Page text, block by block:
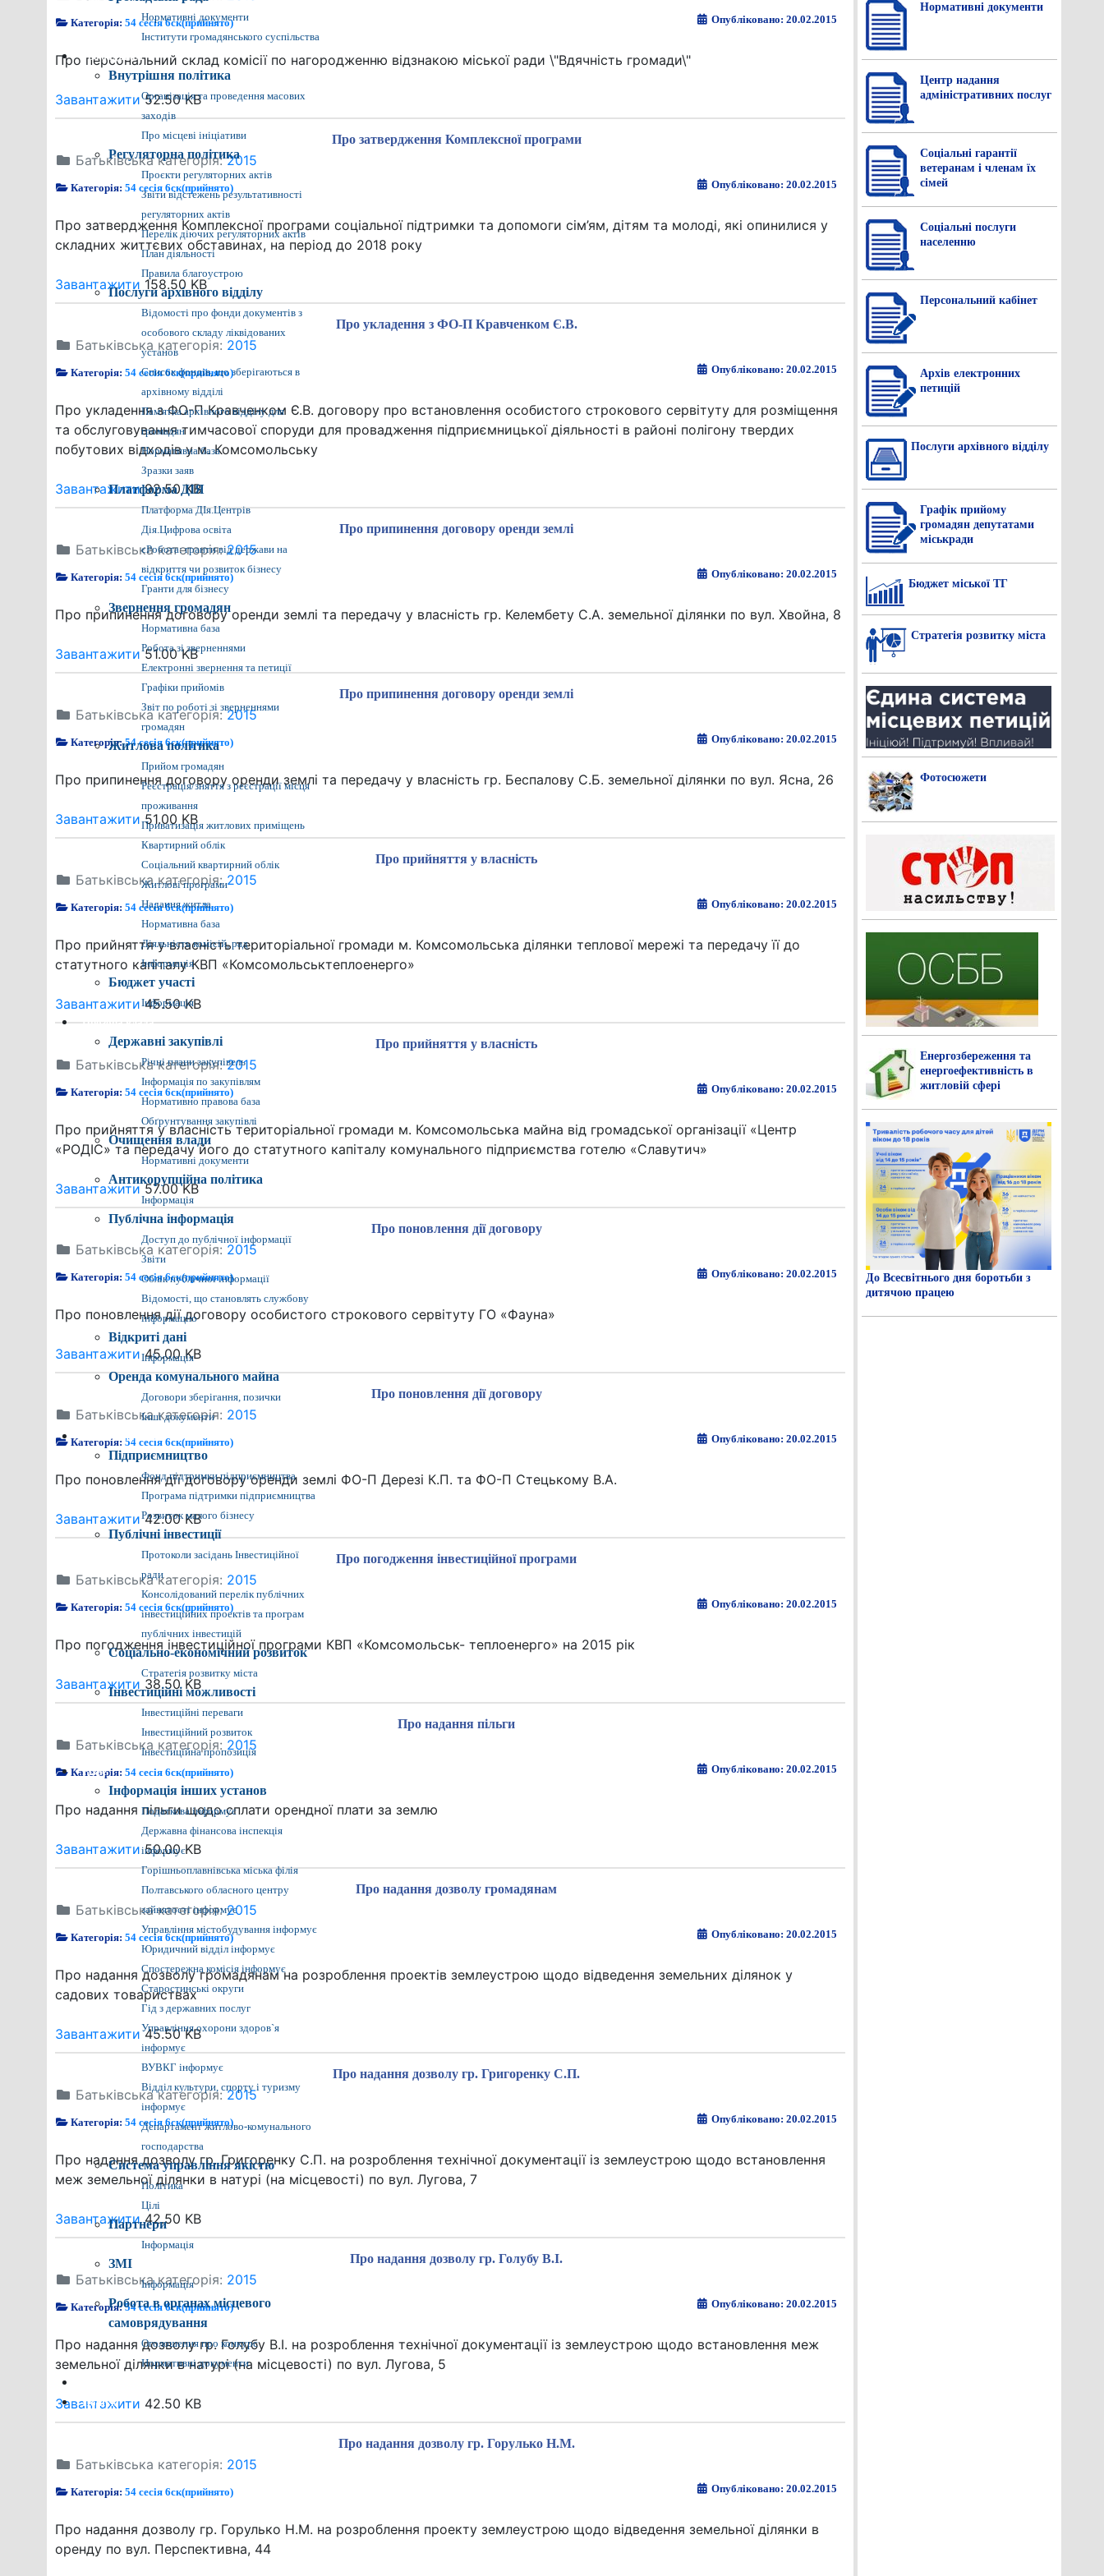
Нормативні документи
Інститути громадянського суспільства
Громадянам
Внутрішня політика
Організація та проведення масових
заходів
Про місцеві ініціативи
Регуляторна політика
Проєкти регуляторних актів
Звіти відстежень результативності
регуляторних актів
Перелік діючих регуляторних актів
План діяльності
Правила благоустрою
Послуги архівного відділу
Відомості про фонди документів з
особового складу ліквідованих
установ
Список фондів, що зберігаються в
архівному відділі
Пам'ятка архівного відділу для
громадян
Нормативна база
Зразки заяв
Платформа ДІЯ
Платформа ДІя.Центрів
Дія.Цифрова освіта
єРобота: гранти від держави на
відкриття чи розвиток бізнесу
Гранти для бізнесу
Звернення громадян
Нормативна база
Робота зі зверненнями
Електронні звернення та петиції
Графіки прийомів
Звіт по роботі зі зверненнями
громадян
Житлова політика
Прийом громадян
Реєстрація/зняття з реєстрації місця
проживання
Приватизація житлових приміщень
Квартирний облік
Соціальний квартирний облік
Житлові програми
Надання житла
Нормативна база
Діяльність комісій, рад
Інформація
Бюджет участі
Інформація
Прозора влада
Державні закупівлі
Річні плани закупівель
Інформація по закупівлям
Нормативно правова база
Обґрунтування закупівлі
Очищення влади
Нормативні документи
Антикорупційна політика
Інформація
Публічна інформація
Доступ до публічної інформації
Звіти
Облік публічної інформації
Відомості, що становлять службову
інформацію
Відкриті дані
Інформація
Оренда комунального майна
Договори зберігання, позички
Інші документи
Економіка міста
Підприємництво
Фонд підтримки підприємництва
Програма підтримки підприємництва
Розвиток малого бізнесу
Публічні інвестиції
Протоколи засідань Інвестиційної
ради
Консолідований перелік публічних
інвестиційних проектів та програм
публічних інвестицій
Соціально-економічний розвиток
Стратегія розвитку міста
Інвестиційні можливості
Інвестиційні переваги
Інвестиційний розвиток
Інвестиційна пропозиція
Різне
Інформація інших установ
Податкова інформує
Державна фінансова інспекція
інформує
Горішньоплавнівська міська філія
Полтавського обласного центру
зайнятості інформує
Управління містобудування інформує
Юридичний відділ інформує
Спостережна комісія інформує
Старостинські округи
Гід з державних послуг
Управління охорони здоров`я
інформує
ВУВКГ інформує
Відділ культури, спорту і туризму
інформує
Департамент житлово-комунального
господарства
Система управління якістю
Політика
Цілі
Партнери
Інформація
ЗМІ
Інформація
Робота в органах місцевого
самоврядування
Оголошення про конкурс
Нормативні документи
Пошук
Категорія:54 сесія 6ск(прийнято) Опубліковано: 20.02.2015
Про персональний склад комісії по нагородженню відзнакою міської ради \"Вдячність громади\"
Завантажити52.50 KB
Про затвердження Комплексної програми
Батьківська категорія:2015
Категорія:54 сесія 6ск(прийнято) Опубліковано: 20.02.2015
Про затвердження Комплексної програми соціальної підтримки та допомоги сім’ям, дітям та молоді, які опинилися у
складних життєвих обставинах, на період до 2018 року
Завантажити 158.50 KB
Про укладення з ФО-П Кравченком Є.В.
Батьківська категорія: 2015
Категорія:54 сесія 6ск(прийнято) Опубліковано: 20.02.2015
Про укладення з ФО-П Кравченком Є.В. договору про встановлення особистого строкового сервітуту для розміщення
та обслуговування тимчасової споруди для провадження підприємницької діяльності в районі полігону твердих
побутових відходів у м. Комсомольську
Завантажити92.50 KB
Про припинення договору оренди землі
Батьківська категорія:2015
Категорія:54 сесія 6ск(прийнято) Опубліковано: 20.02.2015
Про припинення договору оренди землі та передачу у власність гр. Келембету С.А. земельної ділянки по вул. Хвойна, 8
Завантажити51.00 KB
Про припинення договору оренди землі
Батьківська категорія:2015
Категорія:54 сесія 6ск(прийнято) Опубліковано: 20.02.2015
Про припинення договору оренди землі та передачу у власність гр. Беспалову С.Б. земельної ділянки по вул. Ясна, 26
Завантажити51.00 KB
Про прийняття у власність
Батьківська категорія:2015
Категорія:54 сесія 6ск(прийнято) Опубліковано: 20.02.2015
Про прийняття у власність територіальної громади м. Комсомольська ділянки теплової мережі та передачу її до
статутного капіталу КВП «Комсомольськтеплоенерго»
Завантажити45.50 KB
Про прийняття у власність
Батьківська категорія:2015
Категорія:54 сесія 6ск(прийнято) Опубліковано: 20.02.2015
Про прийняття у власність територіальної громади м. Комсомольська майна від громадської організації «Центр
«РОДІС» та передачу його до статутного капіталу комунального підприємства готелю «Славутич»
Завантажити57.00 KB
Про поновлення дії договору
Батьківська категорія: 2015
Категорія:54 сесія 6ск(прийнято) Опубліковано: 20.02.2015
Про поновлення дії договору особистого строкового сервітуту ГО «Фауна»
Завантажити45.00 KB
Про поновлення дії договору
Батьківська категорія: 2015
Категорія:54 сесія 6ск(прийнято) Опубліковано: 20.02.2015
Про поновлення дії договору оренди землі ФО-П Дерезі К.П. та ФО-П Стецькому В.А.
Завантажити42.00 KB
Про погодження інвестиційної програми
Батьківська категорія: 2015
Категорія:54 сесія 6ск(прийнято) Опубліковано: 20.02.2015
Про погодження інвестиційної програми КВП «Комсомольськ- теплоенерго» на 2015 рік
Завантажити 38.50 KB
Про надання пільги
Батьківська категорія: 2015
Категорія:54 сесія 6ск(прийнято) Опубліковано: 20.02.2015
Про надання пільги щодо сплати орендної плати за землю
Завантажити50.00 KB
Про надання дозволу громадянам
Батьківська категорія:2015
Категорія:54 сесія 6ск(прийнято) Опубліковано: 20.02.2015
Про надання дозволу громадянам на розроблення проектів землеустрою щодо відведення земельних ділянок у
садових товариствах
Завантажити45.50 KB
Про надання дозволу гр. Григоренку С.П.
Батьківська категорія:2015
Категорія:54 сесія 6ск(прийнято) Опубліковано: 20.02.2015
Про надання дозволу гр. Григоренку С.П. на розроблення технічної документації із землеустрою щодо встановлення
меж земельної ділянки в натурі (на місцевості) по вул. Лугова, 7
Завантажити42.50 KB
Про надання дозволу гр. Голубу В.І.
Батьківська категорія: 2015
Категорія:54 сесія 6ск(прийнято) Опубліковано: 20.02.2015
Про надання дозволу гр. Голубу В.І. на розроблення технічної документації із землеустрою щодо встановлення меж
земельної ділянки в натурі (на місцевості) по вул. Лугова, 5
Завантажити 42.50 KB
Про надання дозволу гр. Горулько Н.М.
Батьківська категорія: 2015
Категорія:54 сесія 6ск(прийнято) Опубліковано: 20.02.2015
Про надання дозволу гр. Горулько Н.М. на розроблення проекту землеустрою щодо відведення земельної ділянки в
оренду по вул. Перспективна, 44
Нормативнi документи
Центр надання
адміністративних послуг
Соціальні гарантії
ветеранам і членам їх
сімей
Соціальні послуги
населенню
Персональний кабінет
Архів електронних
петицій
Послуги архівного відділу
Графік прийому
громадян депутатами
міськради
Бюджет міської ТГ
Стратегія розвитку міста
Фотосюжети
Енергозбереження та
енергоефективність в
житловій сфері
До Всесвітнього дня боротьби з
дитячою працею